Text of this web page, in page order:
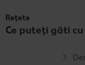
Rețete
Ce puteți găti